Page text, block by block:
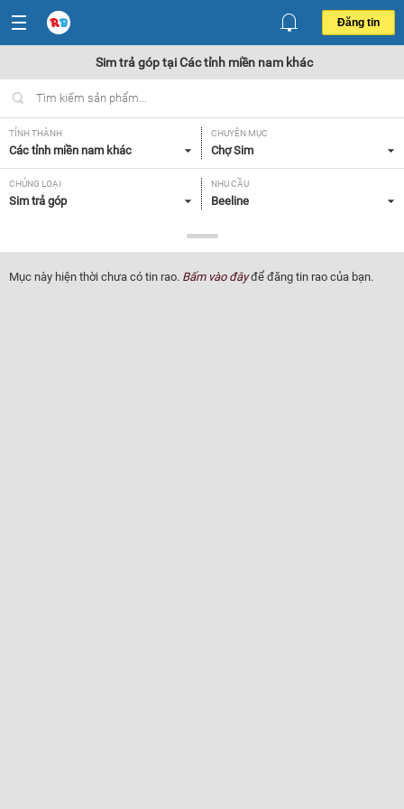
Đăng tin
Sim trả góp tại Các tỉnh miền nam khác
TỈNH THÀNH
Các tỉnh miền nam khác
CHUYÊN MỤC
Chợ Sim
CHỦNG LOẠI
Sim trả góp
NHU CẦU
Beeline
Tất cả
Mục này hiện thời chưa có tin rao. Bấm vào đâyđể đăng tin rao của bạn.